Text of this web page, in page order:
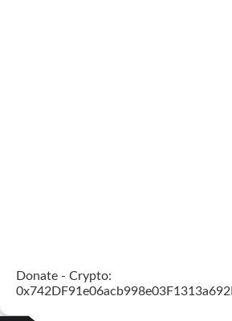
Donate - Crypto: